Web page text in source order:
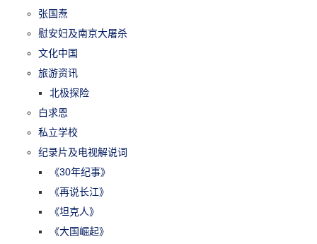
张国焘
慰安妇及南京大屠杀
文化中国
旅游资讯
北极探险
白求恩
私立学校
纪录片及电视解说词
《30年纪事》
《再说长江》
《坦克人》
《大国崛起》